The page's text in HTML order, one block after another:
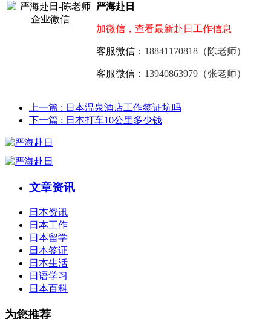
严海赴日
加微信，查看最新赴日工作信息
客服微信： 18841170818（陈老师）
客服微信： 13940863979（张老师）
上一篇 : 日本温泉酒店工作签证坑吗
下一篇 : 日本打车10公里多少钱
文章资讯
日本资讯
日本工作
日本留学
日本签证
日本生活
日语学习
日本百科
为您推荐